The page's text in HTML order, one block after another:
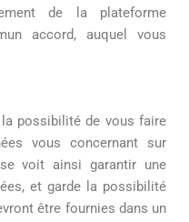
de la plateforme
accord, auquel vous
la possibilité de vous faire
vous concernant sur
voit ainsi garantir une
et garde la possibilité
être fournies dans un